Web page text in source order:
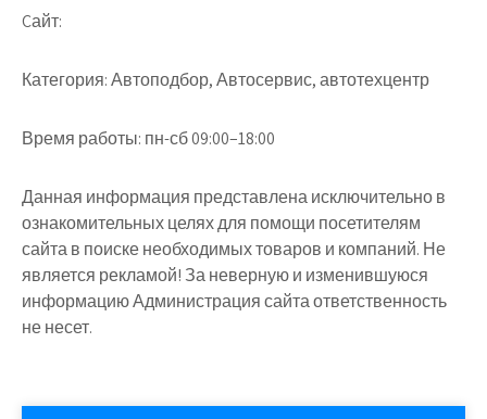
Cайт:
Категория:Автоподбор, Автосервис, автотехцентр
Время работы: пн-сб 09:00–18:00
Данная информация представлена исключительно в
ознакомительных целях для помощи посетителям
сайта в поиске необходимых товаров и компаний. Не
является рекламой! За неверную и изменившуюся
информацию Администрация сайта ответственность
не несет.